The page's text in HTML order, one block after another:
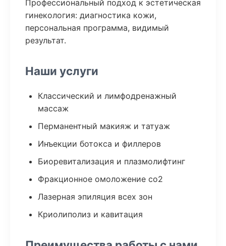
Профессиональный подход к эстетическая
гинекология: диагностика кожи,
персональная программа, видимый
результат.
Наши услуги
Классический и лимфодренажный
массаж
Перманентный макияж и татуаж
Инъекции ботокса и филлеров
Биоревитализация и плазмолифтинг
Фракционное омоложение co2
Лазерная эпиляция всех зон
Криолиполиз и кавитация